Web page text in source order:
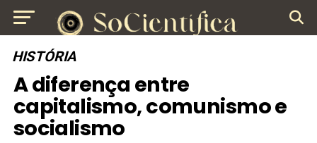
HISTÓRIA
A diferença entre
capitalismo, comunismo e
socialismo